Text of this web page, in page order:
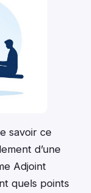
savoir ce
d’une
Adjoint
quels points